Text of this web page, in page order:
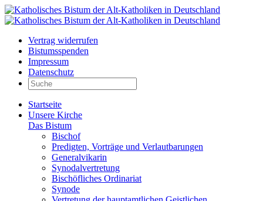
Vertrag widerrufen
Bistumsspenden
Impressum
Datenschutz
Startseite
Unsere Kirche
Das Bistum
Bischof
Predigten, Vorträge und Verlautbarungen
Generalvikarin
Synodalvertretung
Bischöfliches Ordinariat
Synode